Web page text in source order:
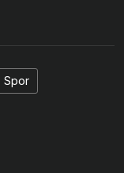
Spor